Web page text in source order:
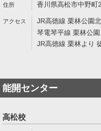
香川県高松市中野町
JR高徳線 栗林公園
琴電琴平線 栗林公
JR高徳線 栗林より
能開センター
高松校